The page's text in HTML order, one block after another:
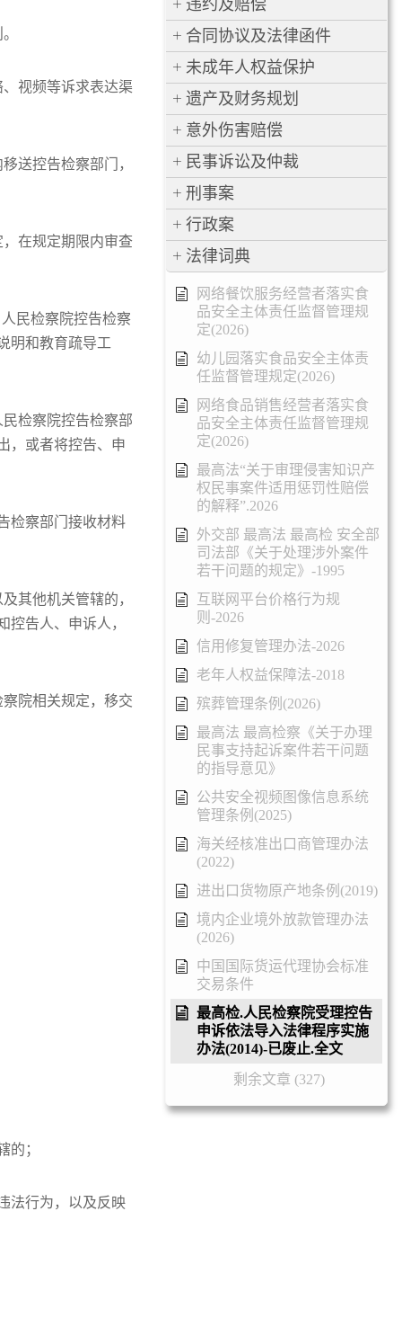
视频等诉求表达渠
送控告检察部门，
在规定期限内审查
民检察院控告检察
明和教育疏导工
检察院控告检察部
，或者将控告、申
检察部门接收材料
其他机关管辖的，
告人、申诉人，
院相关规定，移交
的；
法行为，以及反映
违约及赔偿
合同协议及法律函件
未成年人权益保护
遗产及财务规划
意外伤害赔偿
民事诉讼及仲裁
刑事案
行政案
法律词典
网络餐饮服务经营者落实食
品安全主体责任监督管理规
定(2026)
幼儿园落实食品安全主体责
任监督管理规定(2026)
网络食品销售经营者落实食
品安全主体责任监督管理规
定(2026)
最高法“关于审理侵害知识产
权民事案件适用惩罚性赔偿
的解释”.2026
外交部 最高法 最高检 安全部
司法部《关于处理涉外案件
若干问题的规定》-1995
互联网平台价格行为规
则-2026
信用修复管理办法-2026
老年人权益保障法-2018
殡葬管理条例(2026)
最高法 最高检察《关于办理
民事支持起诉案件若干问题
的指导意见》
公共安全视频图像信息系统
管理条例(2025)
海关经核准出口商管理办法
(2022)
进出口货物原产地条例(2019)
境内企业境外放款管理办法
(2026)
中国国际货运代理协会标准
交易条件
最高检.人民检察院受理控告
申诉依法导入法律程序实施
办法(2014)-已废止.全文
剩余文章 (327)